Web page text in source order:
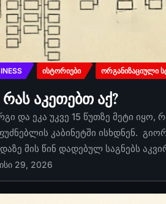
ᲘᲡᲢᲝᲠᲘᲔᲑᲘ ᲝᲠᲒᲐᲜᲘᲖᲐᲪᲘᲣᲚᲘ
აკეთებთ აქ?
და ეკა უკვე 15 წუთზე მეტი იყო,
კაბინეტში ისხდნენ.
მის წინ დადებულ საგნებს
29, 2026